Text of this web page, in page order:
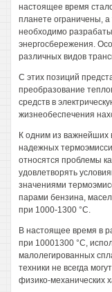
настоящее время
планете ограничены,
необходимо
энергосбережения.
различных видов
С этих позиций
преобразование
средств в
жизнеобеспечения
К одним из важнейших
надежных
относятся проблемы
удовлетворять
значениями
парами бензина,
при 1000-1300 °С.
В настоящее время в
при 10001300 °С,
малолегированных
техники не всегда
физико-механических